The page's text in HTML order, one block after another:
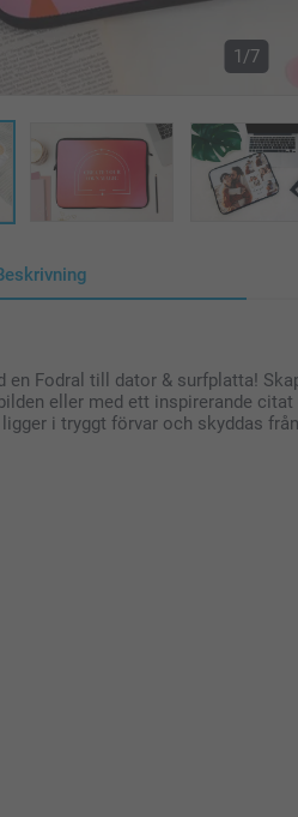
1/7
en Fodral till dator & surfplatta!
eller med ett inspirerande
i tryggt förvar och skyddas